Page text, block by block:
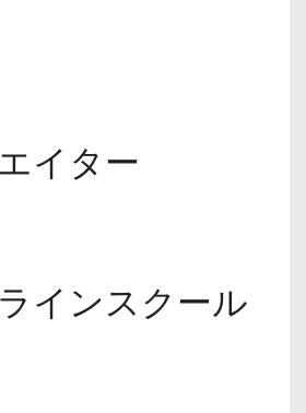
イター
インスクール